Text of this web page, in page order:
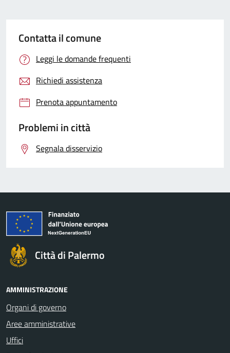
Contatta il comune
Leggi le domande frequenti
Richiedi assistenza
Prenota appuntamento
Problemi in città
Segnala disservizio
Città di Palermo
AMMINISTRAZIONE
Organi di governo
Aree amministrative
Uffici